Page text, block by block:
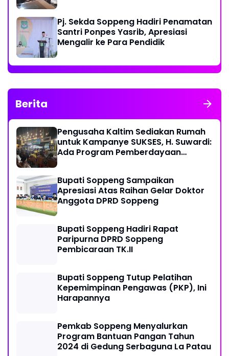
Pj. Sekda Soppeng Hadiri Penamatan
Santri Ponpes Yasrib, Apresiasi
Mengalir ke Para Pendidik
Berita
Pengusaha Kaltim Sediakan Rumah
untuk Kampanye SUKSES, H. Suwardi:
Ada Program Pemberdayaan
Bupati Soppeng Sampaikan
Apresiasi Atas Raihan Gelar Doktor
Anggota DPRD Soppeng
Bupati Soppeng Hadiri Rapat
Paripurna DPRD Soppeng
Pembicaraan TK.II
Bupati Soppeng Tutup Pelatihan
Kepemimpinan Pengawas (PKP), Ini
Harapannya
Pemkab Soppeng Menyalurkan
Program Bantuan Pangan Tahun
2024 di Gedung Serbaguna La Patau